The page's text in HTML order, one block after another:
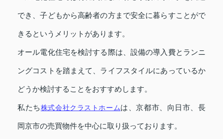
でき、子どもから高齢者の方まで安全に暮らすことがで
きるというメリットがあります。
オール電化住宅を検討する際は、設備の導入費とランニ
ングコストを踏まえて、ライフスタイルにあっているか
どうか検討することをおすすめします。
私たち株式会社クラストホームは、京都市、向日市、長
岡京市の売買物件を中心に取り扱っております。